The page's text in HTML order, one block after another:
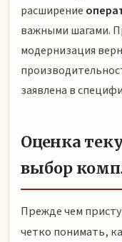
расширение
важными шагами.
модернизация
заявлена в
Оценка
выбор
Прежде чем
четко понимать,